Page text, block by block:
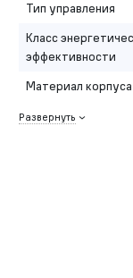
Тип управления
Класс
эффективности
Материал корпуса
Развернуть